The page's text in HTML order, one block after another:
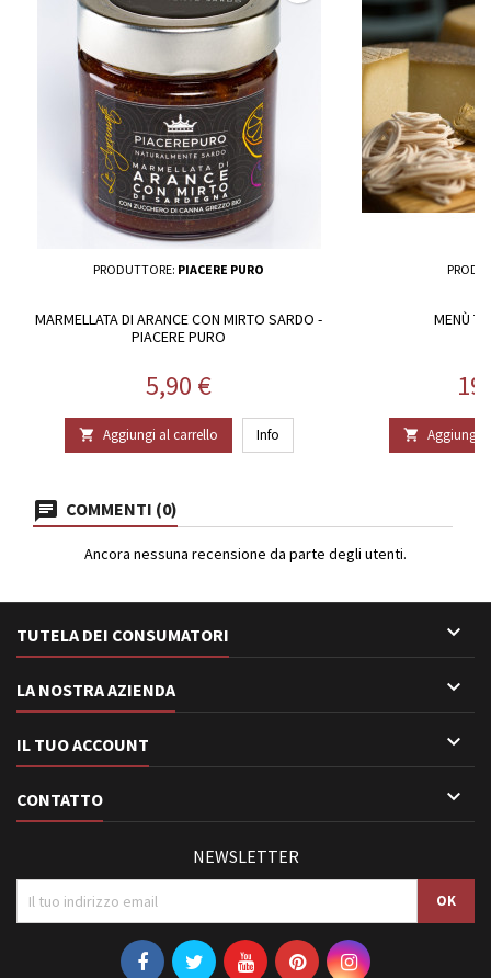
PRODUTTORE: PIACERE PURO
MARMELLATA DI ARANCE CON MIRTO SARDO -
PIACERE PURO
Prezzo
5,90 €
 Aggiungi al carrello Info
MENÙ
 Aggiungi
COMMENTI (0)
Ancora nessuna recensione da parte degli utenti.
TUTELA DEI CONSUMATORI 
LA NOSTRA AZIENDA 
IL TUO ACCOUNT 
CONTATTO 
NEWSLETTER